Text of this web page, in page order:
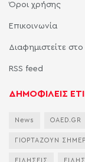
Όροι χρήσης
Επικοινωνία
Διαφημιστείτε
RSS feed
ΔΗΜΟΦΙΛΕΙΣ
News OAED.GR
ΓΙΟΡΤΑΖΟΥΝ
ΕΙΔΗΣΕΙΣ